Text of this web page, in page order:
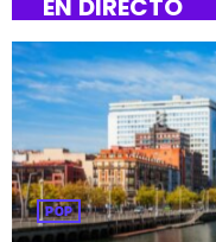
EN DIRECTO
POP